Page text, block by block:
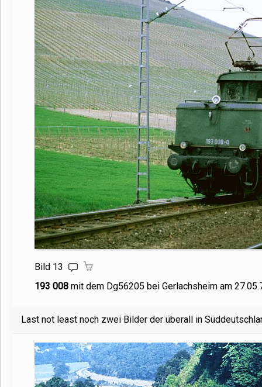
Bild 13
193 008 mit dem Dg56205 bei Gerlachsheim am
Last not least noch zwei Bilder der überall in